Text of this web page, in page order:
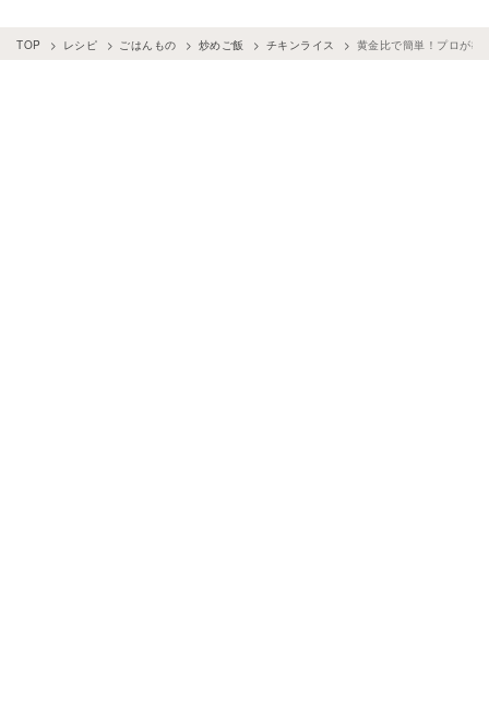
TOP レシピ ごはんもの 炒めご飯 チキンライス 黄金比で簡単！プロが教